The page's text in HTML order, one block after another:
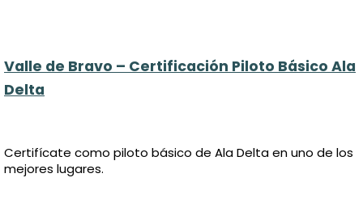
Valle de Bravo – Certificación Piloto Básico Ala
Delta
Certifícate como piloto básico de Ala Delta en uno de los
mejores lugares.